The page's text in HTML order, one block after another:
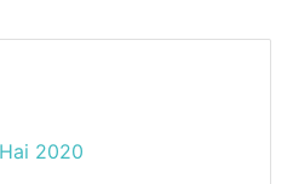
2020